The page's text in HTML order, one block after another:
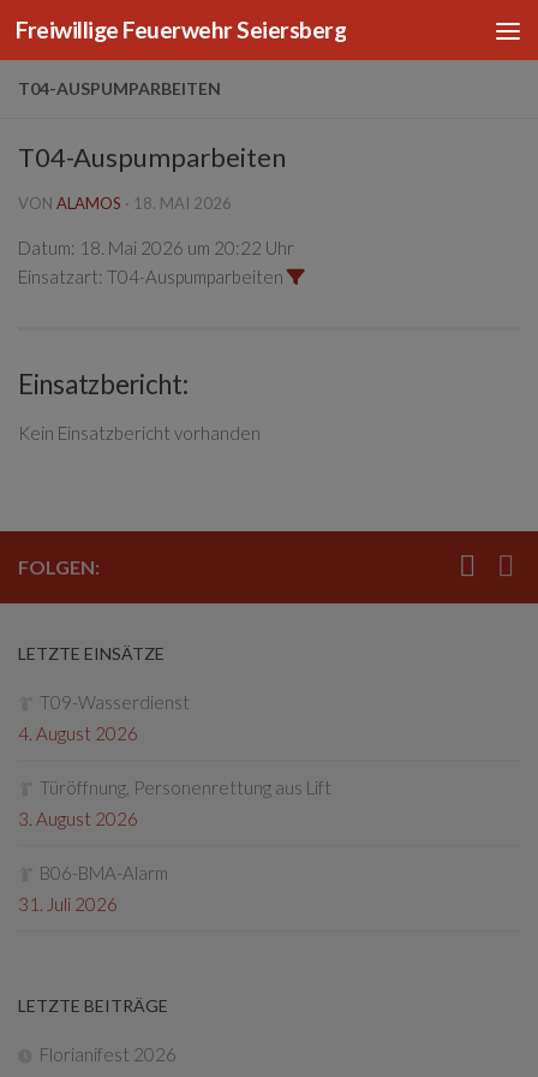
Zum Inhalt springen
Freiwillige Feuerwehr Seiersberg
T04-AUSPUMPARBEITEN
T04-Auspumparbeiten
VON ALAMOS · 18. MAI 2026
Datum: 18. Mai 2026 um 20:22 Uhr
Einsatzart: T04-Auspumparbeiten
Einsatzbericht:
Kein Einsatzbericht vorhanden
FOLGEN:
LETZTE EINSÄTZE
T09-Wasserdienst
4. August 2026
Türöffnung, Personenrettung aus Lift
3. August 2026
B06-BMA-Alarm
31. Juli 2026
LETZTE BEITRÄGE
Florianifest 2026